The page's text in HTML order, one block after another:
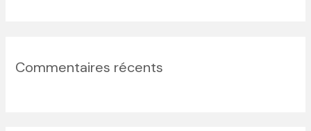
Commentaires récents